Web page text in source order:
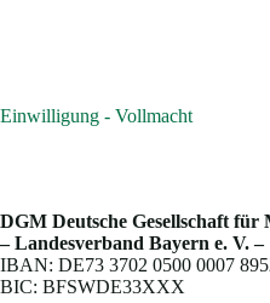
Einwilligung - Vollmacht
DGM Deutsche Gesellschaft für
– Landesverband Bayern e. V. –
IBAN: DE73 3702 0500 0007
BIC: BFSWDE33XXX